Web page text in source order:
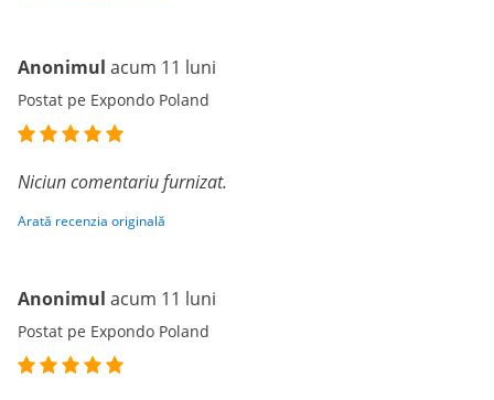
Anonimul acum 11 luni
Postat pe Expondo Poland
Niciun comentariu furnizat.
Arată recenzia originală
Anonimul acum 11 luni
Postat pe Expondo Poland